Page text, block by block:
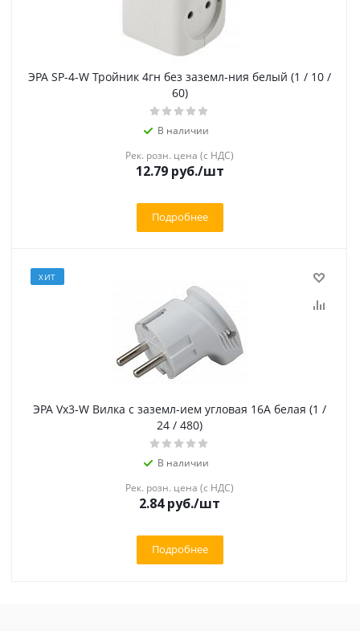
ЭРА SP-4-W Тройник 4гн без заземл-ния белый (1 / 10 /
60)
В наличии
Рек. розн. цена (с НДС)
12.79 руб./шт
Подробнее
ХИТ
ЭРА Vx3-W Вилка с заземл-ием угловая 16A белая (1 /
24 / 480)
В наличии
Рек. розн. цена (с НДС)
2.84 руб./шт
Подробнее